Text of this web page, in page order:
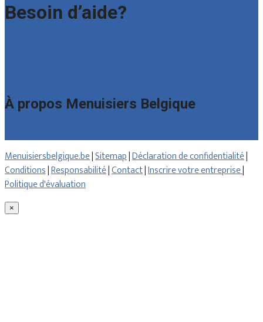
Besoin d’aide?
À propos Menuisiers Belgique
Menuisiersbelgique.be|Sitemap|Déclaration de confidentialité|
Conditions|Responsabilité|Contact|Inscrire votre entreprise|
Politique d'évaluation
×